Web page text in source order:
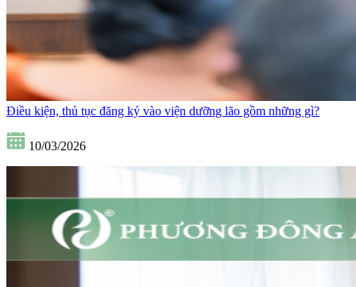
Điều kiện, thủ tục đăng ký vào viện dưỡng lão gồm những gì?
10/03/2026